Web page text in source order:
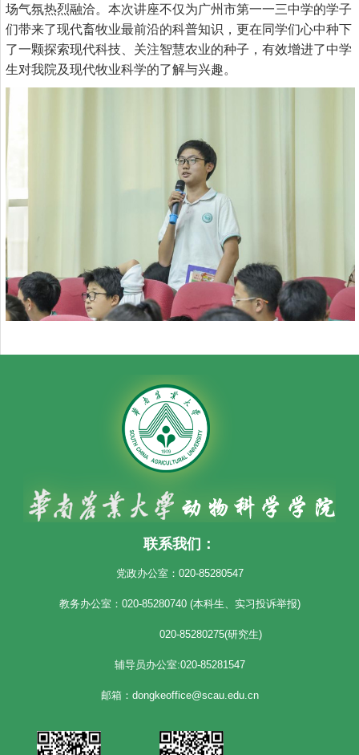
场气氛热烈融洽。本次讲座不仅为广州市第一一三中学的学子
们带来了现代畜牧业最前沿的科普知识，更在同学们心中种下
了一颗探索现代科技、关注智慧农业的种子，有效增进了中学
生对我院及现代牧业科学的了解与兴趣。
联系我们：
党政办公室：020-85280547
教务办公室：020-85280740 (本科生、实习投诉举报)
020-85280275(研究生)
辅导员办公室:020-85281547
邮箱：dongkeoffice@scau.edu.cn